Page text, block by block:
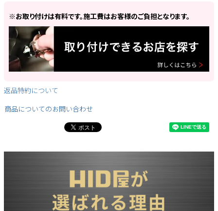
※お取り付けは有料です。施工費はお客様のご負担となります。
返品特約について
商品についてのお問い合わせ